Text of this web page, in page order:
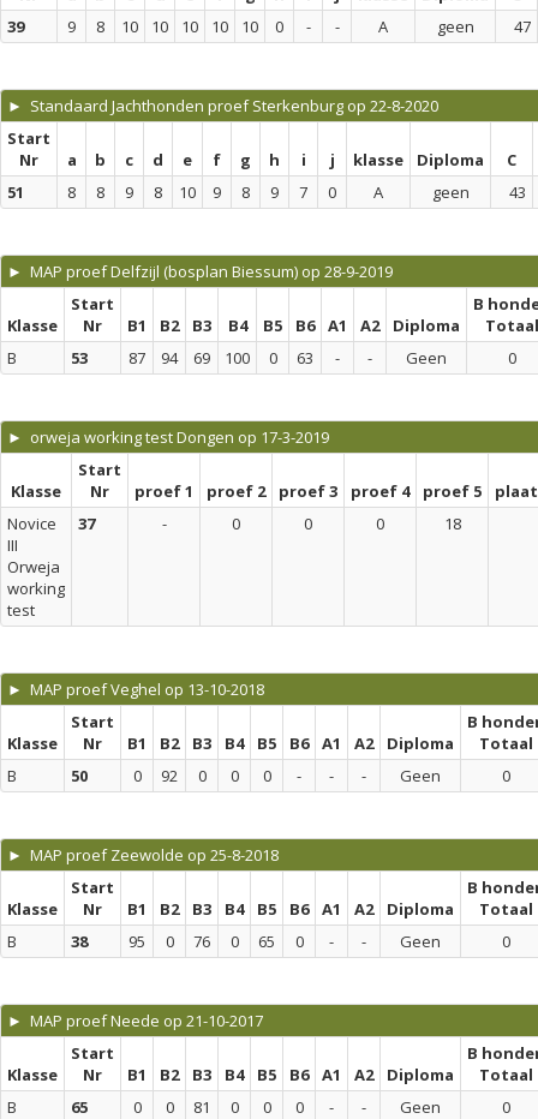
39
9 8 10 10 10 10 10 0 - - A geen 47
► Standaard Jachthonden proef Sterkenburg op 22-8-2020
Start
Nr
a b c d e f g h i j klasse Diploma
C
51
8 8 9 8 10 9 8 9 7 0 A geen 43
► MAP proef Delfzijl (bosplan Biessum) op 28-9-2019
Klasse
Start
Nr
B1 B2 B3 B4 B5 B6 A1 A2 Diploma
B
Totaal
B
53 87 94 69 100 0 63 - - Geen 0
► orweja working test Dongen op 17-3-2019
Klasse
Start
Nr
proef 1 proef 2 proef 3 proef 4 proef 5
Novice
III
Orweja
working
test
37 - 0 0 0 18
► MAP proef Veghel op 13-10-2018
Klasse
Start
Nr
B1 B2 B3 B4 B5 B6 A1 A2 Diploma
B
Totaal
B
50 0 92 0 0 0 - - - Geen 0
► MAP proef Zeewolde op 25-8-2018
Klasse
Start
Nr
B1 B2 B3 B4 B5 B6 A1 A2 Diploma
B
Totaal
B
38 95 0 76 0 65 0 - - Geen 0
► MAP proef Neede op 21-10-2017
Klasse
Start
Nr
B1 B2 B3 B4 B5 B6 A1 A2 Diploma
B
Totaal
B
65 0 0 81 0 0 0 - - Geen 0